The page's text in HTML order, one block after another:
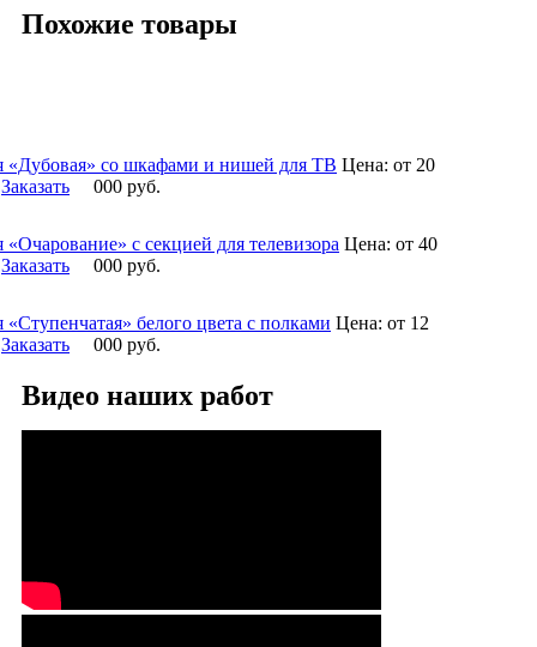
Похожие товары
«Дубовая» со шкафами и нишей для ТВ Цена: от 20
000руб.
Заказать
«Очарование» с секцией для телевизора Цена: от 40
000руб.
Заказать
«Ступенчатая» белого цвета с полками Цена: от 12
000руб.
Заказать
Видео наших работ